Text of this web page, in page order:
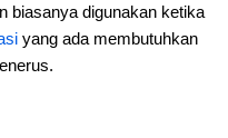
biasanya digunakan ketika
yang ada membutuhkan